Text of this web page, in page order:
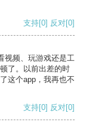
支持[0] 反对[0]
视频、玩游戏还是工
了。以前出差的时
这个app，我再也不
支持[0] 反对[0]